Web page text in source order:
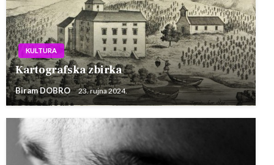
KULTURA
Kartografska zbirka
Biram DOBRO 23. rujna 2024.